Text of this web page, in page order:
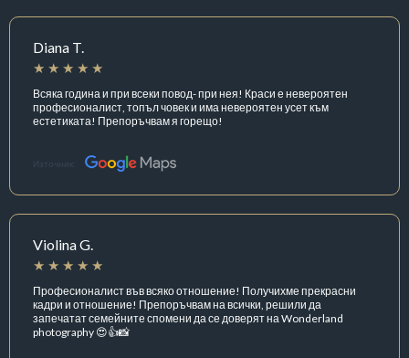
Diana T.
Всяка година и при всеки повод- при нея! Краси е невероятен
професионалист, топъл човек и има невероятен усет към
естетиката! Препоръчвам я горещо!
Източник:
Violina G.
Професионалист във всяко отношение! Получихме прекрасни
кадри и отношение! Препоръчвам на всички, решили да
запечатат семейните спомени да се доверят на Wonderland
photography 😍👍📸